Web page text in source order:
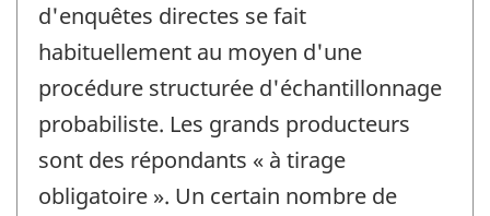
d'enquêtes directes se fait
habituellement au moyen d'une
procédure structurée d'échantillonnage
probabiliste. Les grands producteurs
sont des répondants « à tirage
obligatoire ». Un certain nombre de